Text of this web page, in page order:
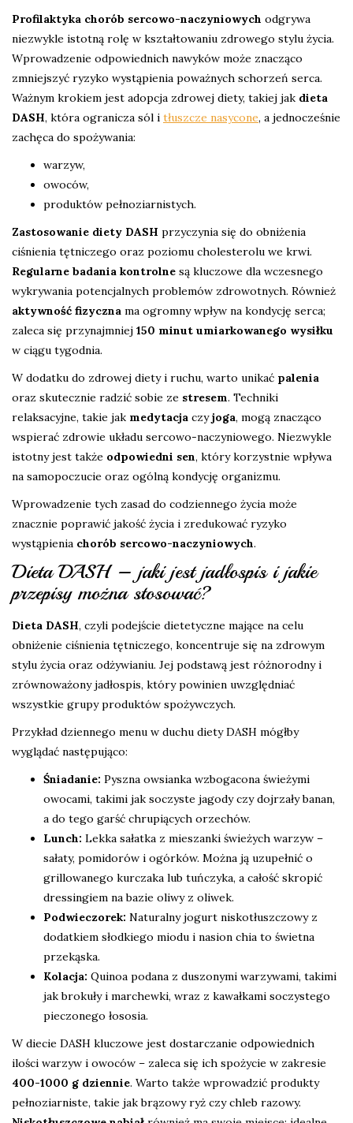
Profilaktyka chorób sercowo-naczyniowych odgrywa
niezwykle istotną rolę w kształtowaniu zdrowego stylu życia.
Wprowadzenie odpowiednich nawyków może znacząco
zmniejszyć ryzyko wystąpienia poważnych schorzeń serca.
Ważnym krokiem jest adopcja zdrowej diety, takiej jak dieta
DASH, która ogranicza sól i tłuszcze nasycone, a jednocześnie
zachęca do spożywania:
warzyw,
owoców,
produktów pełnoziarnistych.
Zastosowanie diety DASH przyczynia się do obniżenia
ciśnienia tętniczego oraz poziomu cholesterolu we krwi.
Regularne badania kontrolne są kluczowe dla wczesnego
wykrywania potencjalnych problemów zdrowotnych. Również
aktywność fizyczna ma ogromny wpływ na kondycję serca;
zaleca się przynajmniej 150 minut umiarkowanego wysiłku
w ciągu tygodnia.
W dodatku do zdrowej diety i ruchu, warto unikać palenia
oraz skutecznie radzić sobie ze stresem. Techniki
relaksacyjne, takie jak medytacja czyjoga, mogą znacząco
wspierać zdrowie układu sercowo-naczyniowego. Niezwykle
istotny jest także odpowiedni sen, który korzystnie wpływa
na samopoczucie oraz ogólną kondycję organizmu.
Wprowadzenie tych zasad do codziennego życia może
znacznie poprawić jakość życia i zredukować ryzyko
wystąpienia chorób sercowo-naczyniowych.
Dieta DASH – jaki jest jadłospis i jakie
przepisy można stosować?
Dieta DASH, czyli podejście dietetyczne mające na celu
obniżenie ciśnienia tętniczego, koncentruje się na zdrowym
stylu życia oraz odżywianiu. Jej podstawą jest różnorodny i
zrównoważony jadłospis, który powinien uwzględniać
wszystkie grupy produktów spożywczych.
Przykład dziennego menu w duchu diety DASH mógłby
wyglądać następująco:
Śniadanie: Pyszna owsianka wzbogacona świeżymi
owocami, takimi jak soczyste jagody czy dojrzały banan,
a do tego garść chrupiących orzechów.
Lunch: Lekka sałatka z mieszanki świeżych warzyw –
sałaty, pomidorów i ogórków. Można ją uzupełnić o
grillowanego kurczaka lub tuńczyka, a całość skropić
dressingiem na bazie oliwy z oliwek.
Podwieczorek: Naturalny jogurt niskotłuszczowy z
dodatkiem słodkiego miodu i nasion chia to świetna
przekąska.
Kolacja: Quinoa podana z duszonymi warzywami, takimi
jak brokuły i marchewki, wraz z kawałkami soczystego
pieczonego łososia.
W diecie DASH kluczowe jest dostarczanie odpowiednich
ilości warzyw i owoców – zaleca się ich spożycie w zakresie
400-1000 g dziennie. Warto także wprowadzić produkty
pełnoziarniste, takie jak brązowy ryż czy chleb razowy.